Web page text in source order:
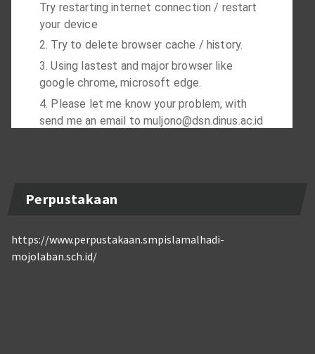
Perpustakaan
https://www.perpustakaan.smpislamalhadi-
mojolaban.sch.id/